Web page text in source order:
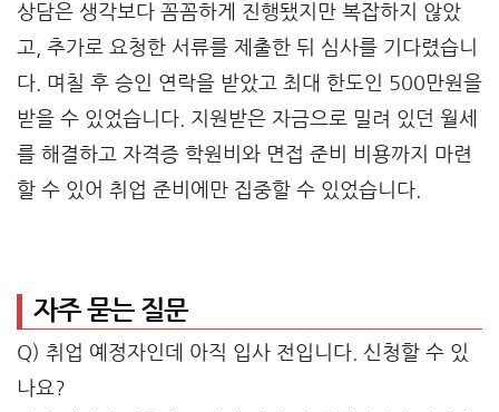
상담은 생각보다 꼼꼼하게 진행됐지만 복잡하지 않았
고, 추가로 요청한 서류를 제출한 뒤 심사를 기다렸습니
다. 며칠 후 승인 연락을 받았고 최대 한도인 500만원을
받을 수 있었습니다. 지원받은 자금으로 밀려 있던 월세
를 해결하고 자격증 학원비와 면접 준비 비용까지 마련
할 수 있어 취업 준비에만 집중할 수 있었습니다.
자주 묻는 질문
Q) 취업 예정자인데 아직 입사 전입니다. 신청할 수 있
나요?